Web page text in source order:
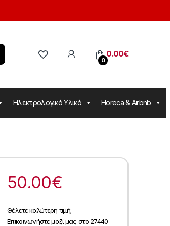
0
0.00€
Ηλεκτρολογικό Υλικό Horeca & Airbnb
50.00€
Θέλετε καλύτερη τιμή;
Επικοινωνήστε μαζί μας στο 27440